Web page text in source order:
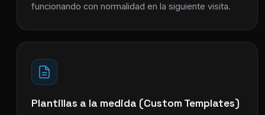
funcionando con normalidad en la siguiente visita.
Plantillas a la medida (Custom Templates)